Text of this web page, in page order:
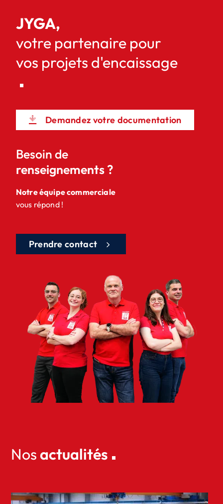
JYGA,
votre partenaire pour
vos projets d'encaissage
Demandez votre documentation
Besoin de
renseignements ?
Notre équipe commerciale
vous répond !
Prendre contact
Nosactualités